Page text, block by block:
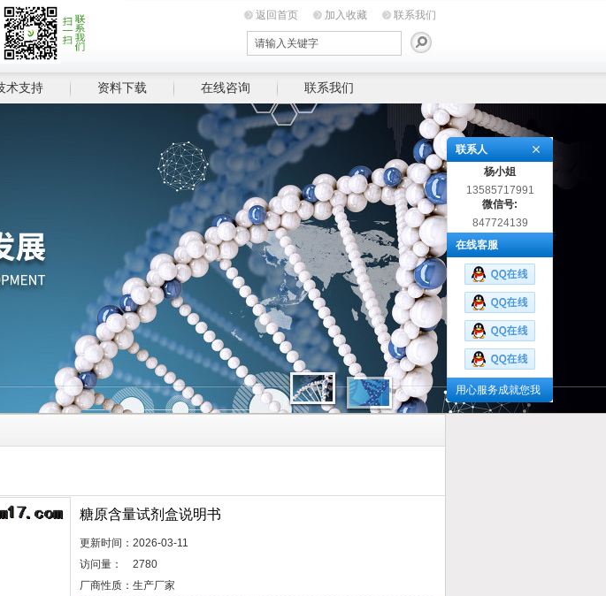
返回首页 加入收藏 联系我们
术支持 资料下载 在线咨询 联系我们
糖原含量试剂盒说明书
更新时间： 2026-03-11
访问量：
2780
厂商性质： 生产厂家
联系人
杨小姐
13585717991
微信号:
847724139
在线客服
用心服务成就您我